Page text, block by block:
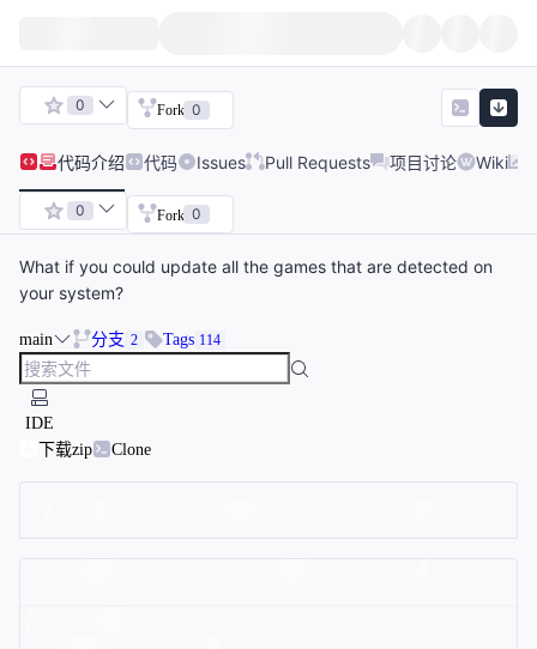
0 Fork 0
代码介绍 代码 Issues Pull Requests 项目讨论 Wiki
0 Fork 0
What if you could update all the games that are detected on
your system?
main 分支 2 Tags 114
IDE
下载zip
Clone